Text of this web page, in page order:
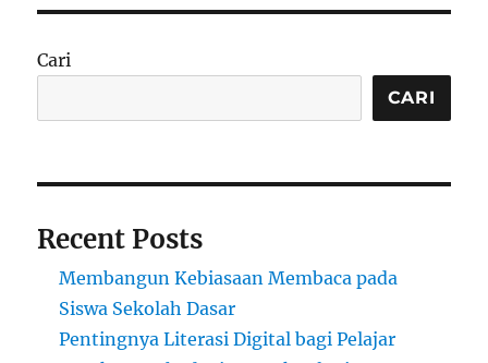
bagi
Selama
Sekolah
Pilar
Pendidikan
Karakter
Cari
CARI
Recent Posts
Membangun Kebiasaan Membaca pada
Siswa Sekolah Dasar
Pentingnya Literasi Digital bagi Pelajar